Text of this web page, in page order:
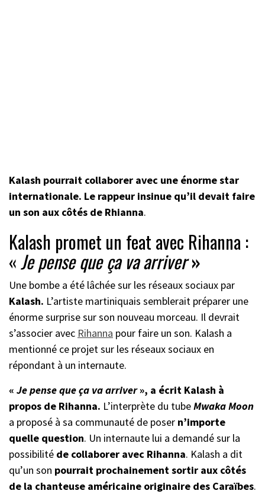
Kalash pourrait collaborer avec une énorme star
internationale. Le rappeur insinue qu’il devait faire
un son aux côtés de Rhianna.
Kalash promet un feat avec Rihanna :
«Je pense que ça va arriver »
Une bombe a été lâchée sur les réseaux sociaux par
Kalash. L’artiste martiniquais semblerait préparer une
énorme surprise sur son nouveau morceau. Il devrait
s’associer avec Rihanna pour faire un son. Kalash a
mentionné ce projet sur les réseaux sociaux en
répondant à un internaute.
« Je pense que ça va arriver», a écrit Kalash à
propos de Rihanna. L’interprète du tubeMwaka Moon
a proposé à sa communauté de poser n’importe
quelle question. Un internaute lui a demandé sur la
possibilité de collaborer avec Rihanna. Kalash a dit
qu’un son pourrait prochainement sortir aux côtés
de la chanteuse américaine originaire des Caraïbes.